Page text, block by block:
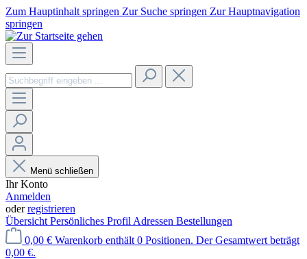
Zum Hauptinhalt springen Zur Suche springen Zur Hauptnavigation
springen
Menü schließen
Ihr Konto
Anmelden
oderregistrieren
Übersicht Persönliches Profil Adressen Bestellungen
0,00 € Warenkorb enthält 0 Positionen. Der Gesamtwert beträgt
0,00 €.